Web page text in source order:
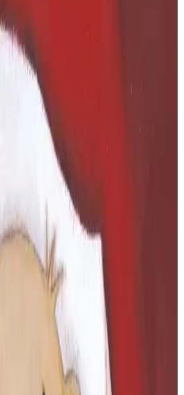
oberenn da vezañ lennet hag
tresadennoù ha krouiñ un
dTadig, Mammig, Tad-kozh,
ha Jane Chapman ; troet e
gant Bannoù-heol ; 28
e vez pep ezel eus ar
dresadenn pe meur a hini. Ret
e vez peurliesañ traoù fentus
wechoù. Sur e kavo ar vugale
ar souezhadennoù a zo er fin.
pe skolaerien plijadur o
; troet e brezhoneg gant Maïna
heol ; 26 pajenn ; 8 €